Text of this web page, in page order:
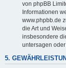
von phpBB
Informationen
www.phpbb.de
die Art und
insbesondere
untersagen
5.